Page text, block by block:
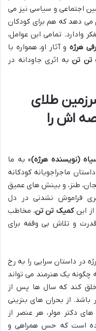
اجتماعی و سیاسی نیز می
می دهد که هم برای کودکان
وادارد. تمامی این عوامل،
هرژهو آثار او، همواره با
تن تن به اثری جاودانه در
طلای
اش را
(نویسنده هرژه)» به ما
ماجراجویانه کودکانه
طنز، و بینش های عمیق
فراموش نشدنی در دل
اینکمیک تن تن، مخاطب
و تلاش بی وقفه برای
در داستان سرایی را به رخ
چگونه یک هنرمند می تواند
خلق کند که سال ها پس از
باشد. از بحران های بنزینی
دکتر مولر، هر عنصر از
است که حس همراهی و